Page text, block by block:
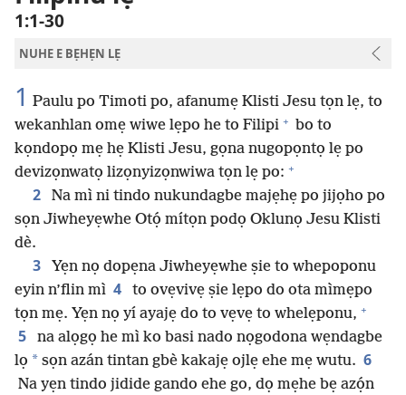
1:1-30
NUHE E BẸHẸN LẸ
1 Paulu po Timoti po, afanumẹ Klisti Jesu tọn lẹ, to
wekanhlan omẹ wiwe lẹpo he to Filipi + bo to
kọndopọ mẹ hẹ Klisti Jesu, gọna nugopọntọ lẹ po
devizọnwatọ lizọnyizọnwiwa tọn lẹ po: +
2
Na mì ni tindo nukundagbe majẹhẹ po jijọho po
sọn Jiwheyẹwhe Otọ́ mítọn podọ Oklunọ Jesu Klisti
dè.
3
Yẹn nọ dopẹna Jiwheyẹwhe ṣie to whepoponu
eyin n’flin mì 4
to ovẹvivẹ ṣie lẹpo do ota mìmẹpo
tọn mẹ. Yẹn nọ yí ayajẹ do to vẹvẹ to whelẹponu, +
5
na alọgọ he mì ko basi nado nọgodona wẹndagbe
lọ * sọn azán tintan gbè kakajẹ ojlẹ ehe mẹ wutu. 6
Na yẹn tindo jidide gando ehe go, dọ mẹhe bẹ azọ́n